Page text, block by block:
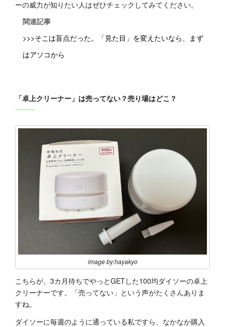
ーの威力が知りたい人はぜひチェックしてみてください。
関連記事
>>>そこは盲点だった。「見た目」を変えたいなら、まず
はアソコから
「卓上クリーナー」は売ってない？売り場はどこ？
image by:hayakyo
こちらが、3カ月待ちでやっとGETした100均ダイソーの卓上
クリーナーです。「売ってない」という声がたくさんありま
すね。
ダイソーに毎週のように通っている私ですら、なかなか購入